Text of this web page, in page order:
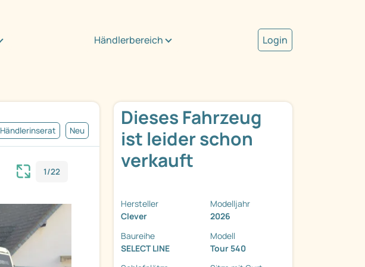
Händlerbereich Login
Händlerinserat Neu
1/22
Dieses Fahrzeug
ist leider schon
verkauft
Hersteller
Clever
Modelljahr
2026
Baureihe
SELECT LINE
Modell
Tour 540